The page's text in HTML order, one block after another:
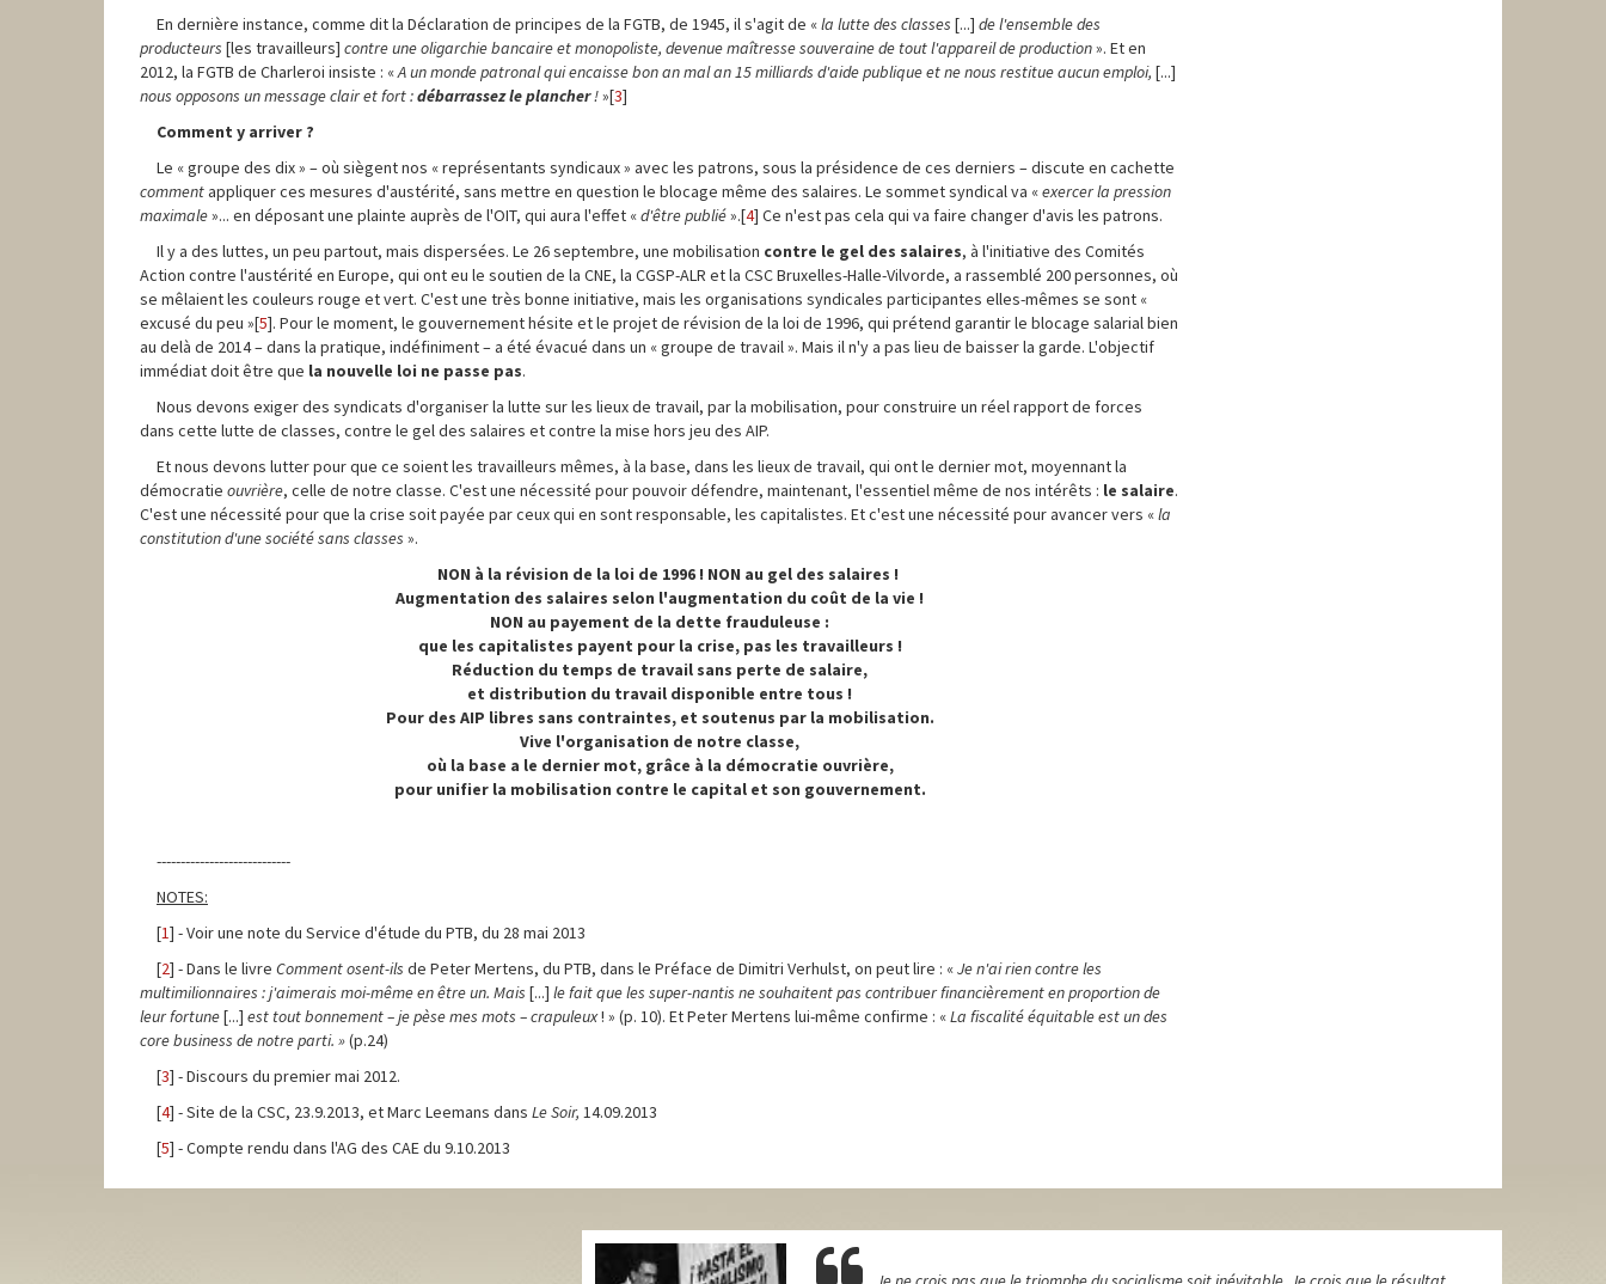
En dernière instance, comme dit la Déclaration de principes de la FGTB, de 1945, il s'agit de «la lutte des classes [...] de l'ensemble des
producteurs [les travailleurs] contre une oligarchie bancaire et monopoliste, devenue maîtresse souveraine de tout l'appareil de production». Et en
2012, la FGTB de Charleroi insiste : «A un monde patronal qui encaisse bon an mal an 15 milliards d'aide publique et ne nous restitue aucun emploi, [...]
nous opposons un message clair et fort :débarrassez le plancher!»[3]
Comment y arriver ?
Le « groupe des dix » – où siègent nos « représentants syndicaux » avec les patrons, sous la présidence de ces derniers – discute en cachette
commentappliquer ces mesures d'austérité, sans mettre en question le blocage même des salaires. Le sommet syndical va «exercer la pression
maximale»... en déposant une plainte auprès de l'OIT, qui aura l'effet «d'être publié».[4] Ce n'est pas cela qui va faire changer d'avis les patrons.
Il y a des luttes, un peu partout, mais dispersées. Le 26 septembre, une mobilisation contre le gel des salaires, à l'initiative des Comités
Action contre l'austérité en Europe, qui ont eu le soutien de la CNE, la CGSP-ALR et la CSC Bruxelles-Halle-Vilvorde, a rassemblé 200 personnes, où
se mêlaient les couleurs rouge et vert. C'est une très bonne initiative, mais les organisations syndicales participantes elles-mêmes se sont «
excusé du peu »[5]. Pour le moment, le gouvernement hésite et le projet de révision de la loi de 1996, qui prétend garantir le blocage salarial bien
au delà de 2014 – dans la pratique, indéfiniment – a été évacué dans un « groupe de travail ». Mais il n'y a pas lieu de baisser la garde. L'objectif
immédiat doit être que la nouvelle loi ne passe pas.
Nous devons exiger des syndicats d'organiser la lutte sur les lieux de travail, par la mobilisation, pour construire un réel rapport de forces
dans cette lutte de classes, contre le gel des salaires et contre la mise hors jeu des AIP.
Et nous devons lutter pour que ce soient les travailleurs mêmes, à la base, dans les lieux de travail, qui ont le dernier mot, moyennant la
démocratie ouvrière, celle de notre classe. C'est une nécessité pour pouvoir défendre, maintenant, l'essentiel même de nos intérêts : le salaire.
C'est une nécessité pour que la crise soit payée par ceux qui en sont responsable, les capitalistes. Et c'est une nécessité pour avancer vers «la
constitution d'une société sans classes ».
NON à la révision de la loi de 1996 ! NON au gel des salaires !
Augmentation des salaires selon l'augmentation du coût de la vie !
NON au payement de la dette frauduleuse :
que les capitalistes payent pour la crise, pas les travailleurs !
Réduction du temps de travail sans perte de salaire,
et distribution du travail disponible entre tous !
Pour des AIP libres sans contraintes, et soutenus par la mobilisation.
Vive l'organisation de notre classe,
où la base a le dernier mot, grâce à la démocratie ouvrière,
pour unifier la mobilisation contre le capital et son gouvernement.
----------------------------
NOTES:
[1] - Voir une note du Service d'étude du PTB, du 28 mai 2013
[2] - Dans le livre Comment osent-ils de Peter Mertens, du PTB, dans le Préface de Dimitri Verhulst, on peut lire : «Je n'ai rien contre les
multimilionnaires : j'aimerais moi-même en être un. Mais [...] le fait que les super-nantis ne souhaitent pas contribuer financièrement en proportion de
leur fortune[...] est tout bonnement – je pèse mes mots – crapuleux! » (p. 10). Et Peter Mertens lui-même confirme : «La fiscalité équitable est un des
core business de notre parti. »(p.24)
[3] - Discours du premier mai 2012.
[4] - Site de la CSC, 23.9.2013, et Marc Leemans dans Le Soir, 14.09.2013
[5] - Compte rendu dans l'AG des CAE du 9.10.2013